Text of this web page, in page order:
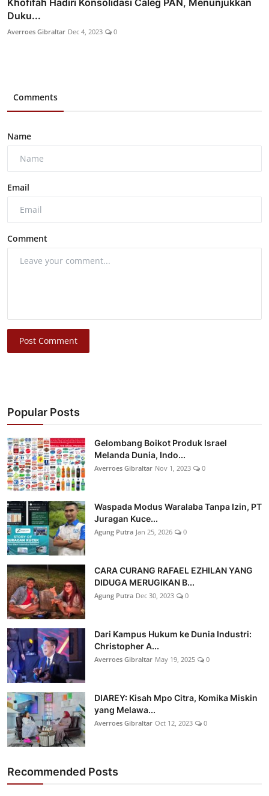
Duku...
Averroes Gibraltar Dec 4, 2023 0
Comments
Name
Email
Comment
Post Comment
Popular Posts
Gelombang Boikot Produk Israel
Melanda Dunia, Indo...
Averroes Gibraltar Nov 1, 2023 0
Waspada Modus Waralaba Tanpa Izin, PT
Juragan Kuce...
Agung Putra Jan 25, 2026 0
CARA CURANG RAFAEL EZHILAN YANG
DIDUGA MERUGIKAN B...
Agung Putra Dec 30, 2023 0
Dari Kampus Hukum ke Dunia Industri:
Christopher A...
Averroes Gibraltar May 19, 2025 0
DIAREY: Kisah Mpo Citra, Komika Miskin
yang Melawa...
Averroes Gibraltar Oct 12, 2023 0
Recommended Posts